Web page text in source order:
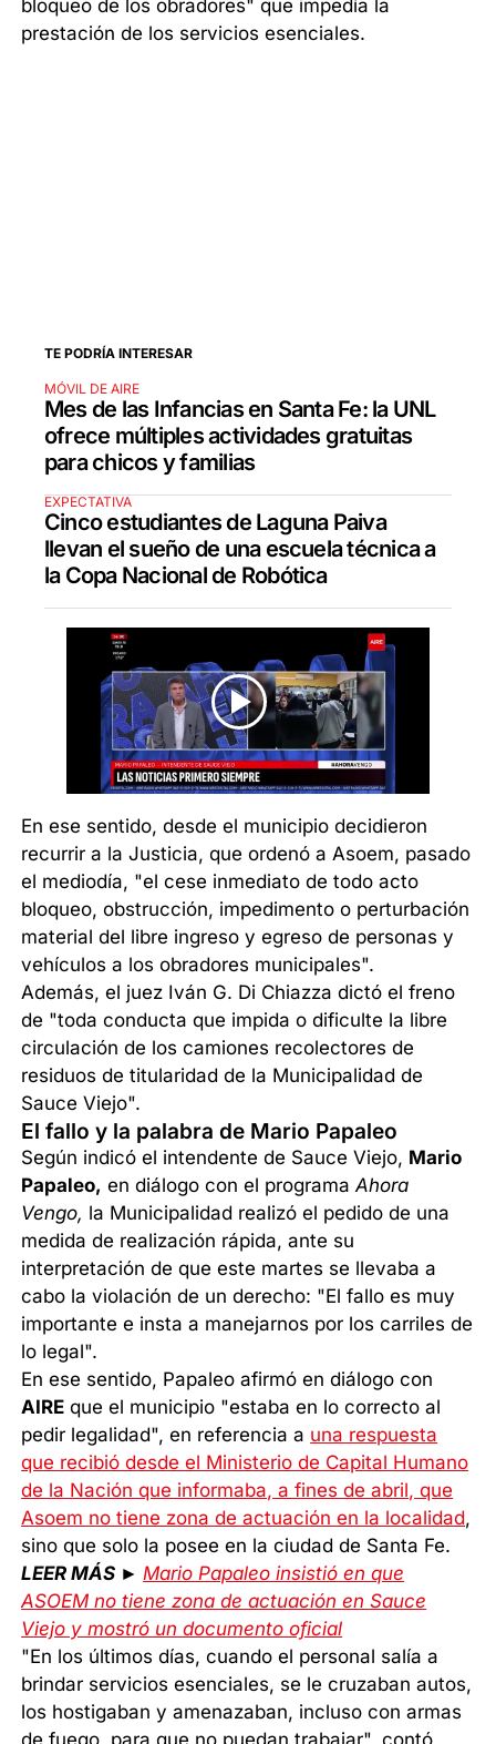
bloqueo de los obradores" que impedía la
prestación de los servicios esenciales.
TE PODRÍA INTERESAR
MÓVIL DE AIRE
Mes de las Infancias en Santa Fe: la UNL
ofrece múltiples actividades gratuitas
para chicos y familias
EXPECTATIVA
Cinco estudiantes de Laguna Paiva
llevan el sueño de una escuela técnica a
la Copa Nacional de Robótica
En ese sentido, desde el municipio decidieron
recurrir a la Justicia, que ordenó a Asoem, pasado
el mediodía, "el cese inmediato de todo acto
bloqueo, obstrucción, impedimento o perturbación
material del libre ingreso y egreso de personas y
vehículos a los obradores municipales".
Además, el juez Iván G. Di Chiazza dictó el freno
de "toda conducta que impida o dificulte la libre
circulación de los camiones recolectores de
residuos de titularidad de la Municipalidad de
Sauce Viejo".
El fallo y la palabra de Mario Papaleo
Según indicó el intendente de Sauce Viejo, Mario
Papaleo, en diálogo con el programaAhora
Vengo, la Municipalidad realizó el pedido de una
medida de realización rápida, ante su
interpretación de que este martes se llevaba a
cabo la violación de un derecho: "El fallo es muy
importante e insta a manejarnos por los carriles de
lo legal".
En ese sentido, Papaleo afirmó en diálogo con
AIRE que el municipio "estaba en lo correcto al
pedir legalidad", en referencia a una respuesta
que recibió desde el Ministerio de Capital Humano
de la Nación que informaba, a fines de abril, que
Asoem no tiene zona de actuación en la localidad,
sino que solo la posee en la ciudad de Santa Fe.
LEER MÁS ►Mario Papaleo insistió en que
ASOEM no tiene zona de actuación en Sauce
Viejo y mostró un documento oficial
"En los últimos días, cuando el personal salía a
brindar servicios esenciales, se le cruzaban autos,
los hostigaban y amenazaban, incluso con armas